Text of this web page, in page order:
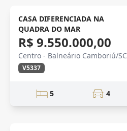
VENDA
CASA DIFERENCIADA NA
QUADRA DO MAR
R$ 9.550.000,00
Centro - Balneário Camboriú/SC
V5337
5 4